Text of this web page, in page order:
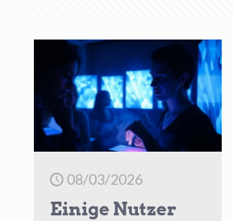
08/03/2026
Einige Nutzer